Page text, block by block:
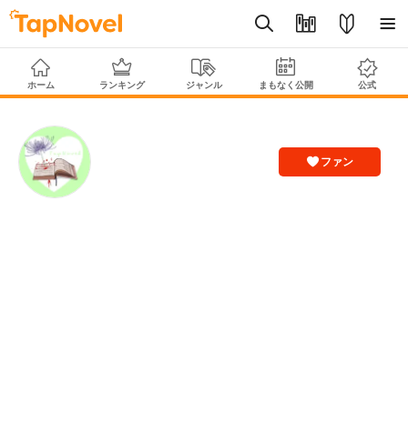
ホーム ランキング ジャンル まもなく公開 公式
ファン